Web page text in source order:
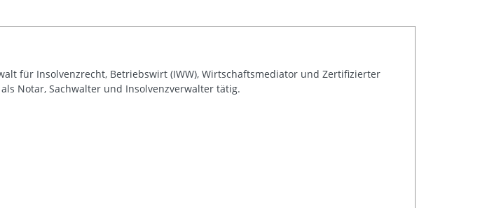
für Insolvenzrecht, Betriebswirt (IWW), Wirtschaftsmediator und Zertifizierter
Notar, Sachwalter und Insolvenzverwalter tätig.